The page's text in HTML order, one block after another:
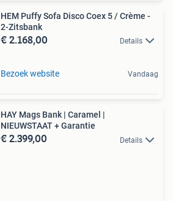
HEM Puffy Sofa Disco Coex 5 / Crème -
2-Zitsbank
€ 2.168,00 Details
Bezoek website Vandaag
HAY Mags Bank | Caramel |
NIEUWSTAAT + Garantie
€ 2.399,00 Details